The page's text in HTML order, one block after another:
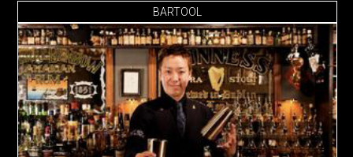
BARTOOL